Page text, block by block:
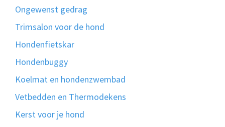
Ongewenst gedrag
Trimsalon voor de hond
Hondenfietskar
Hondenbuggy
Koelmat en hondenzwembad
Vetbedden en Thermodekens
Kerst voor je hond